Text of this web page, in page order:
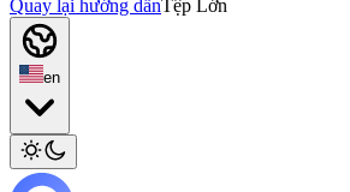
Quay lại hướng dẫnTệp Lớn
en